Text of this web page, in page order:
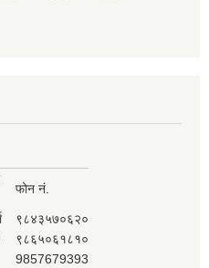
फोन नं.
९८४३५७०६२०
९८६५०६१८१०
9857679393